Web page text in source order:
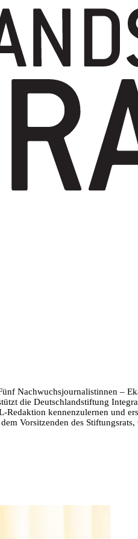
Nachwuchsjournalistinnen –
die Deutschlandstiftung
kennenzulernen und
Vorsitzenden des